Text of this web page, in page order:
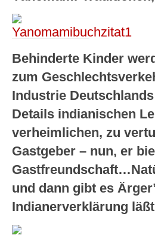
Behinderte Kinder
zum
Industrie
Details indianischen
verheimlichen, zu
Gastgeber – nun, er
und dann gibt es
Indianerverklärung